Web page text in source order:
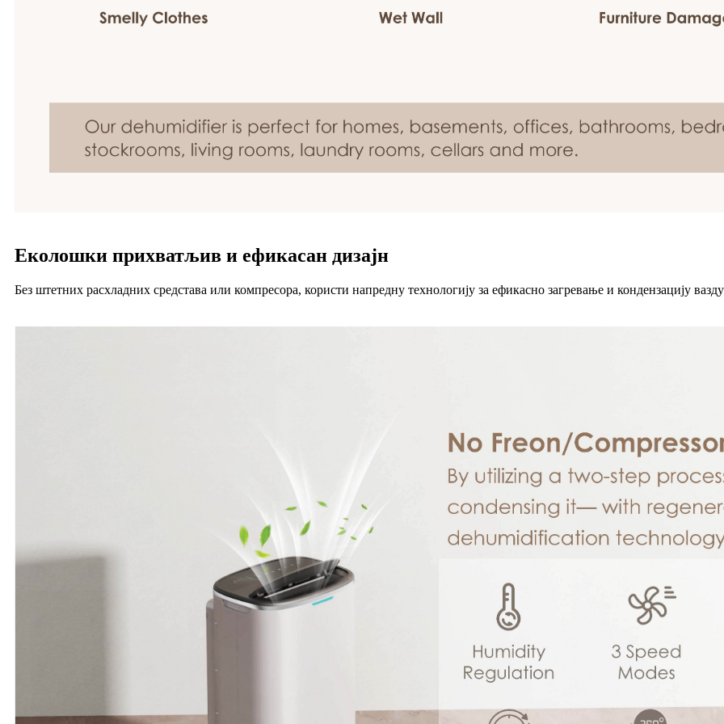
Еколошки прихватљив и ефикасан дизајн
Без штетних расхладних средстава или компресора, користи напредну технологију за ефикасно загревање и кондензацију